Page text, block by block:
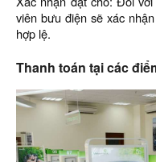
viên bưu điện sẽ xác
hợp lệ.
Thanh toán tại các